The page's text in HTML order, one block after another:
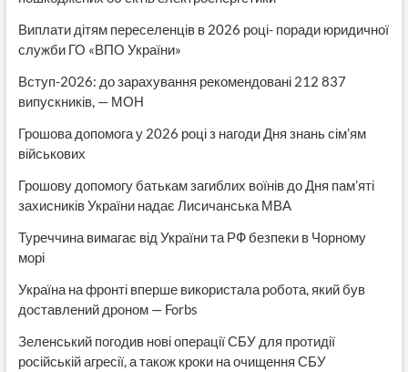
Виплати дітям переселенців в 2026 році- поради юридичної
служби ГО «ВПО України»
Вступ-2026: до зарахування рекомендовані 212 837
випускників, — МОН
Грошова допомога у 2026 році з нагоди Дня знань сім’ям
військових
Грошову допомогу батькам загиблих воїнів до Дня пам’яті
захисників України надає Лисичанська МВА
Туреччина вимагає від України та РФ безпеки в Чорному
морі
Україна на фронті вперше використала робота, який був
доставлений дроном — Forbs
Зеленський погодив нові операції СБУ для протидії
російській агресії, а також кроки на очищення СБУ